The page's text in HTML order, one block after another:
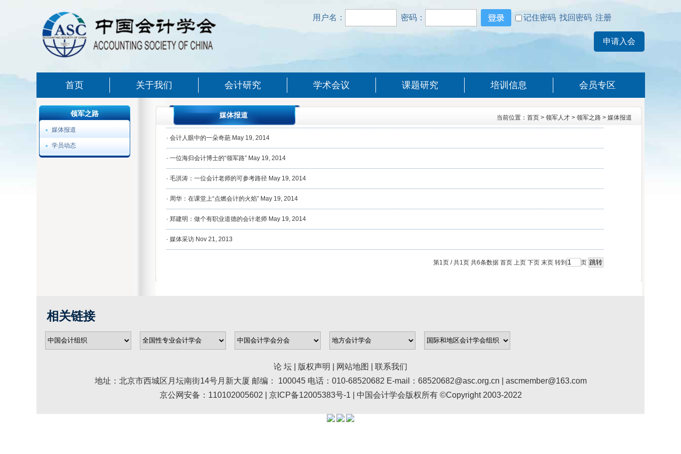
用户名： 密码： 记住密码 找回密码 注册
首页 关于我们 会计研究 学术会议 课题研究 培训信息 会员专区
领军之路
媒体报道
学员动态
媒体报道 当前位置： 首页 > 领军人才 > 领军之路 > 媒体报道
· 会计人眼中的一朵奇葩 May 19, 2014
· 一位海归会计博士的“领军路” May 19, 2014
· 毛洪涛：一位会计老师的可参考路径 May 19, 2014
· 周华：在课堂上“点燃会计的火焰” May 19, 2014
· 郑建明：做个有职业道德的会计老师 May 19, 2014
· 媒体采访 Nov 21, 2013
第1页 / 共1页 共6条数据 首页 上页 下页 末页转到 页
相关链接
论 坛 版权声明 网站地图
联系我们
地址：北京市西城区月坛南街14号月新大厦 邮编： 100045 电话：010-68520682 E-mail：68520682@asc.org.cn | ascmember@163.com
京公网安备：110102005602 | 京ICP备12005383号-1 | 中国会计学会版权所有 ©Copyright 2003-2022